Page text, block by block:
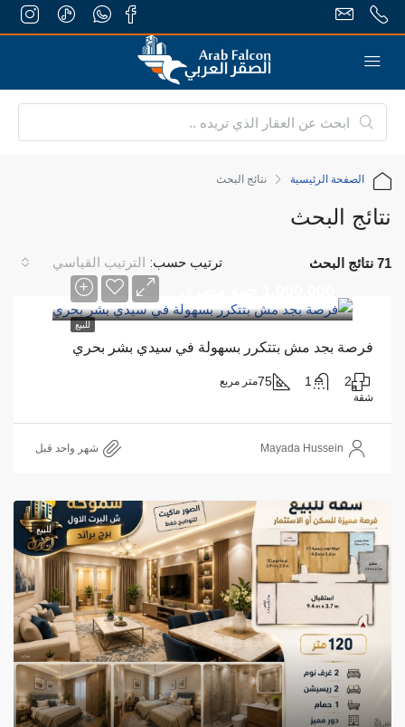
الصفحة الرئيسية نتائج البحث
نتائج البحث
71 نتائج البحث ترتيب حسب: الترتيب القياسي
للبيع
فرصة بجد مش بتتكرر بسهولة في سيدي بشر بحري
2
1
75متر مربع
شقة
Mayada Hussein ‏شهر واحد قبل
للبيع